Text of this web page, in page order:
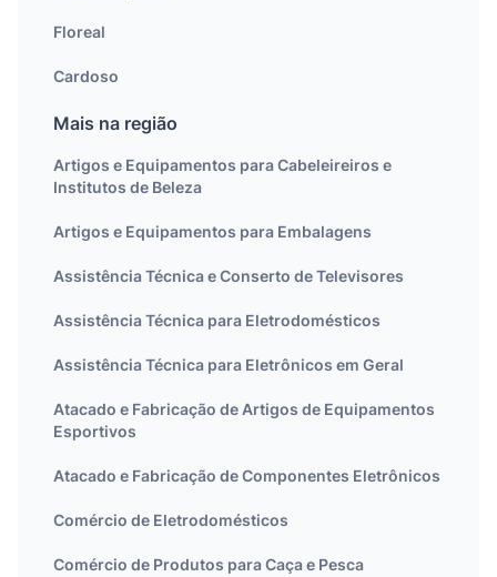
Floreal
Cardoso
Mais na região
Artigos e Equipamentos para Cabeleireiros e
Institutos de Beleza
Artigos e Equipamentos para Embalagens
Assistência Técnica e Conserto de Televisores
Assistência Técnica para Eletrodomésticos
Assistência Técnica para Eletrônicos em Geral
Atacado e Fabricação de Artigos de Equipamentos
Esportivos
Atacado e Fabricação de Componentes Eletrônicos
Comércio de Eletrodomésticos
Comércio de Produtos para Caça e Pesca